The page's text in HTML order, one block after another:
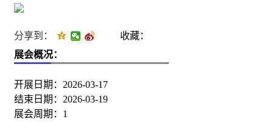
分享到：
收藏：
展会概况：
开展日期：2026-03-17
结束日期：2026-03-19
展会周期：1